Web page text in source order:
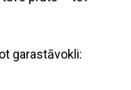
garastāvokli: